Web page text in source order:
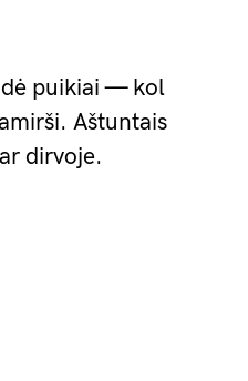
puikiai — kol
Aštuntais
dirvoje.